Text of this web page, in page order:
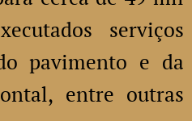
serviços
pavimento e da
entre outras